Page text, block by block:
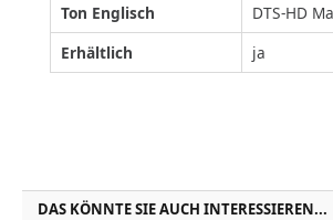
Ton Englisch
DTS-HD
Erhältlich
ja
DAS KÖNNTE SIE AUCH INTERESSIEREN...